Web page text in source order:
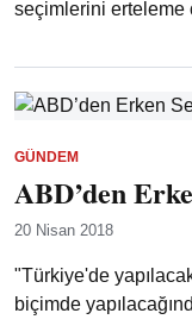
seçimlerini erteleme
GÜNDEM
ABD’den
20 Nisan 2018
"Türkiye'de
biçimde